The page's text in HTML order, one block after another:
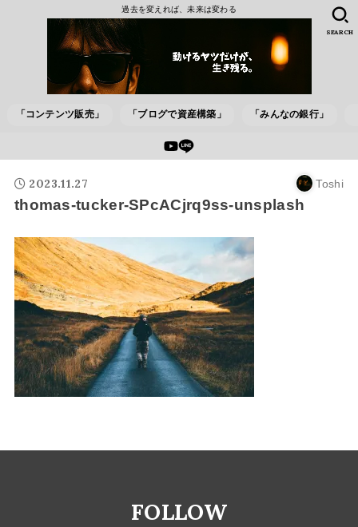
過去を変えれば、未来は変わる
「コンテンツ販売」 「ブログで資産構築」 「みんなの銀行」
SEARCH
2023.11.27 Toshi
thomas-tucker-SPcACjrq9ss-unsplash
FOLLOW